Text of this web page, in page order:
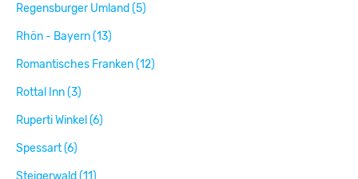
Regensburger Umland (5)
Rhön - Bayern (13)
Romantisches Franken (12)
Rottal Inn (3)
Ruperti Winkel (6)
Spessart (6)